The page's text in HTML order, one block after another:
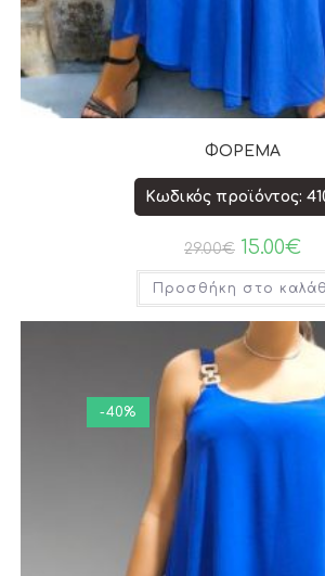
ΦΟΡΕΜΑ
Κωδικός προϊόντος:
29.00€ 15.00€
Προσθήκη στο
-40%